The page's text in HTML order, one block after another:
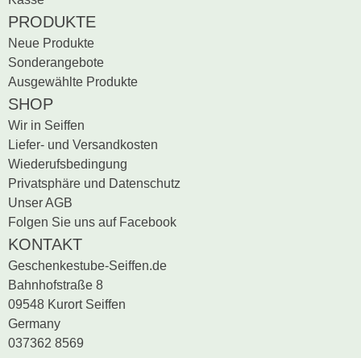
PRODUKTE
Neue Produkte
Sonderangebote
Ausgewählte Produkte
SHOP
Wir in Seiffen
Liefer- und Versandkosten
Wiederufsbedingung
Privatsphäre und Datenschutz
Unser AGB
Folgen Sie uns auf Facebook
KONTAKT
Geschenkestube-Seiffen.de
Bahnhofstraße 8
09548 Kurort Seiffen
Germany
037362 8569